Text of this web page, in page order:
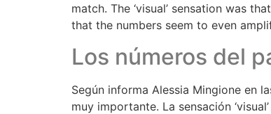
match. The ‘visual’ sensation was
that the numbers seem to even
Los números del
Según informa Alessia Mingione en
muy importante. La sensación